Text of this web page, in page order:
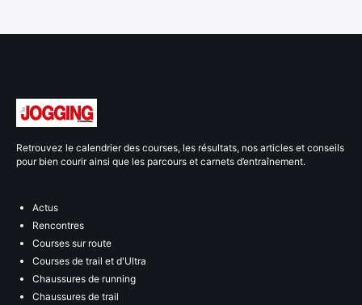
Retrouvez le calendrier des courses, les résultats, nos articles et conseils
pour bien courir ainsi que les parcours et carnets d’entraînement.
Actus
Rencontres
Courses sur route
Courses de trail et d'Ultra
Chaussures de running
Chaussures de trail